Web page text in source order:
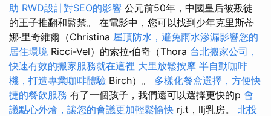
助 RWD設計對SEO的影響 公元前50年，中國皇后被叛徒
的王子推翻和監禁。 在電影中，您可以找到少年克里斯蒂
娜·里奇維爾（Christina 屋頂防水，避免雨水滲漏影響您的
居住環境 Ricci-Vel）的索拉·伯奇（Thora 台北搬家公司，
快速有效的搬家服務就在這裡 大里放鬆按摩 半自動咖啡
機，打造專業咖啡體驗 Birch）。 多樣化餐盒選擇，方便快
捷的餐飲服務 有了一個孩子，我們還可以選擇更快的p 會
議點心外燴，讓您的會議更加輕鬆愉快 rj.t，llj乳房。 北投